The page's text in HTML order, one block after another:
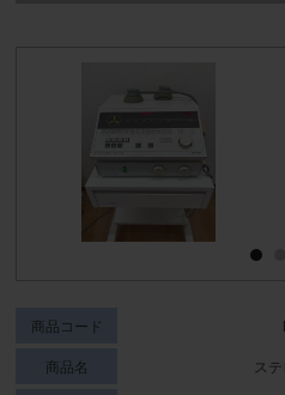
商品コード
商品名
ス